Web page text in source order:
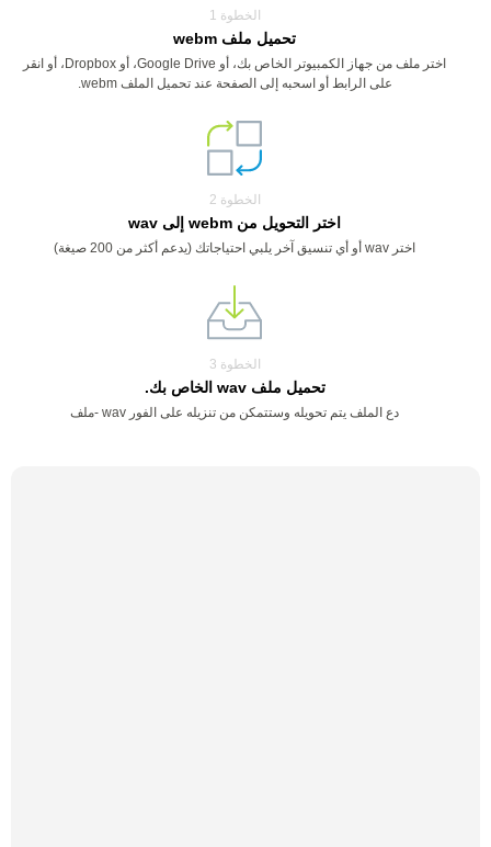
الخطوة 1
تحميل ملف webm
اختر ملف من جهاز الكمبيوتر الخاص بك، أو Google Drive، أو Dropbox، أو انقر
على الرابط أو اسحبه إلى الصفحة عند تحميل الملف webm.
الخطوة 2
اختر التحويل من webm إلى wav
اختر wav أو أي تنسيق آخر يلبي احتياجاتك (يدعم أكثر من 200 صيغة)
الخطوة 3
تحميل ملف wav الخاص بك.
دع الملف يتم تحويله وستتمكن من تنزيله على الفور wav -ملف